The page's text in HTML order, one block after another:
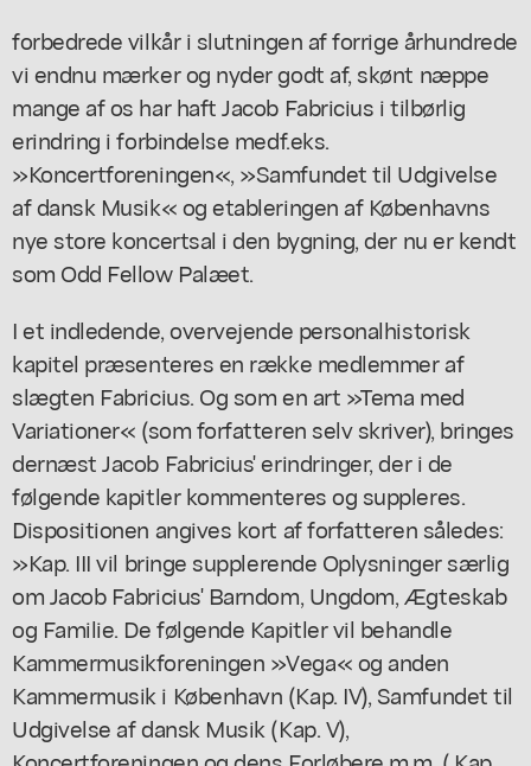
forbedrede vilkår i slutningen af forrige århundrede
vi endnu mærker og nyder godt af, skønt næppe
mange af os har haft Jacob Fabricius i tilbørlig
erindring i forbindelse medf.eks.
»Koncertforeningen«, »Samfundet til Udgivelse
af dansk Musik« og etableringen af Københavns
nye store koncertsal i den bygning, der nu er kendt
som Odd Fellow Palæet.
I et indledende, overvejende personalhistorisk
kapitel præsenteres en række medlemmer af
slægten Fabricius. Og som en art »Tema med
Variationer« (som forfatteren selv skriver), bringes
dernæst Jacob Fabricius' erindringer, der i de
følgende kapitler kommenteres og suppleres.
Dispositionen angives kort af forfatteren således:
»Kap. III vil bringe supplerende Oplysninger særlig
om Jacob Fabricius' Barndom, Ungdom, Ægteskab
og Familie. De følgende Kapitler vil behandle
Kammermusikforeningen »Vega« og anden
Kammermusik i København (Kap. IV), Samfundet til
Udgivelse af dansk Musik (Kap. V),